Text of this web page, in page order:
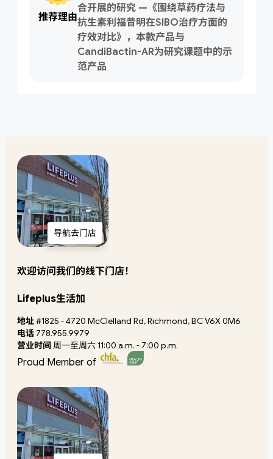
推荐理由
合开展的研究 —《围绕草药疗法与
抗生素利福昔明在SIBO治疗方面的
疗效对比》，本款产品与
CandiBactin-AR为研究课题中的示
范产品
导航去门店
欢迎访问我们的线下门店！
Lifeplus生活加
地址#1825 - 4720 McClelland Rd, Richmond, BC V6X 0M6
电话 778.955.9979
营业时间 周一至周六 11:00 a.m. - 7:00 p.m.
Proud Member of